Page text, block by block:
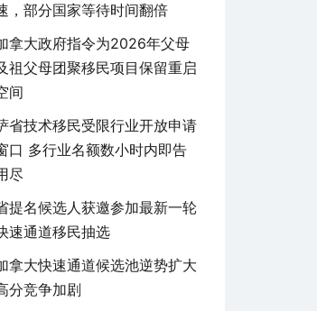
，部分国家等待时间翻倍
拿大政府指令为2026年父母
祖父母团聚移民项目保留重启
间
省技术移民受限行业开放申请
口 多行业名额数小时内即告
尽
提名候选人获邀参加最新一轮
速通道移民抽选
拿大快速通道候选池逆势扩大
分竞争加剧